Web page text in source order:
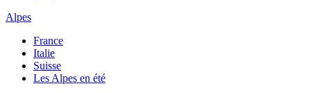
Alpes
France
Italie
Suisse
Les Alpes en été